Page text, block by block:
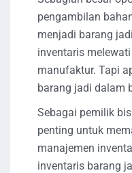
pengambilan
menjadi barang
inventaris
manufaktur. Tapi
barang jadi dalam
Sebagai pemilik
penting untuk
manajemen
inventaris barang